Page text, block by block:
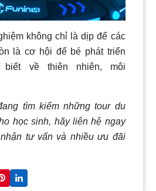
không chỉ là dịp để các
là cơ hội để bé phát triển
biết về thiên nhiên, môi
tìm kiếm những tour du
học sinh, hãy liên hệ ngay
tư vấn và nhiều ưu đãi